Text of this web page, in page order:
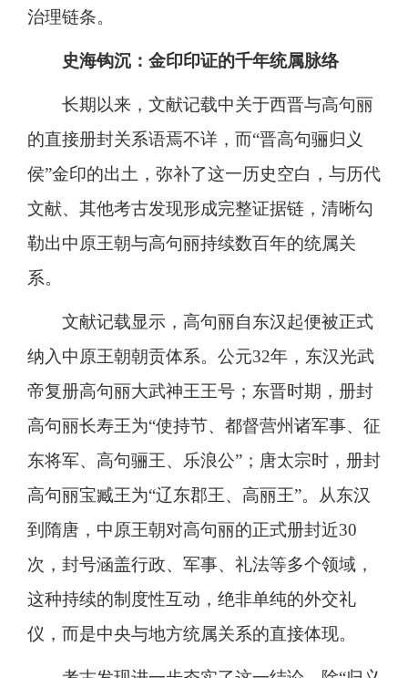
治理链条。
史海钩沉：金印印证的千年统属脉络
长期以来，文献记载中关于西晋与高句丽
的直接册封关系语焉不详，而“晋高句骊归义
侯”金印的出土，弥补了这一历史空白，与历代
文献、其他考古发现形成完整证据链，清晰勾
勒出中原王朝与高句丽持续数百年的统属关
系。
文献记载显示，高句丽自东汉起便被正式
纳入中原王朝朝贡体系。公元32年，东汉光武
帝复册高句丽大武神王王号；东晋时期，册封
高句丽长寿王为“使持节、都督营州诸军事、征
东将军、高句骊王、乐浪公”；唐太宗时，册封
高句丽宝臧王为“辽东郡王、高丽王”。从东汉
到隋唐，中原王朝对高句丽的正式册封近30
次，封号涵盖行政、军事、礼法等多个领域，
这种持续的制度性互动，绝非单纯的外交礼
仪，而是中央与地方统属关系的直接体现。